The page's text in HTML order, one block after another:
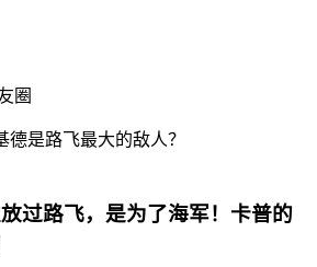
圈
过路飞，是为了海军！卡普的